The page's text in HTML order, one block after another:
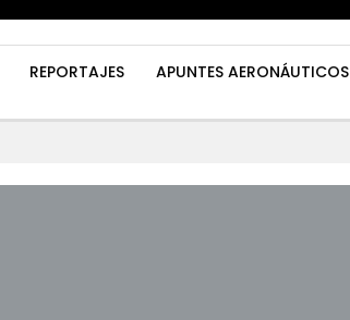
REPORTAJES APUNTES AERONÁUTICOS